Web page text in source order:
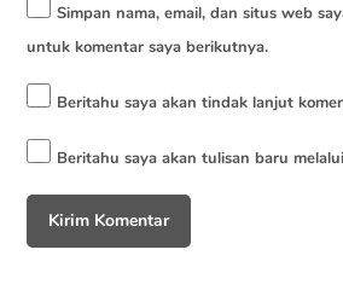
Simpan nama, email, dan situs web
untuk komentar saya berikutnya.
Beritahu saya akan tindak lanjut
Beritahu saya akan tulisan baru